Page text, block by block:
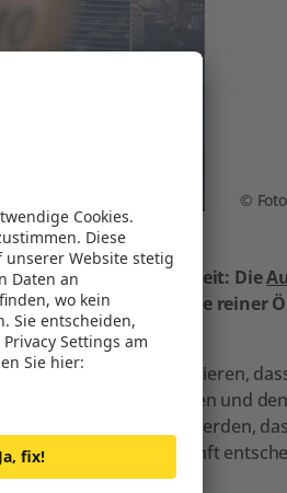
schon österreichweit: Die
sagen, es wäre reiner
klar zu kommunizieren,
dem Waldsterben und
damit umgegangen werden,
und nachhaltige Zukunft
Worten bleiben.